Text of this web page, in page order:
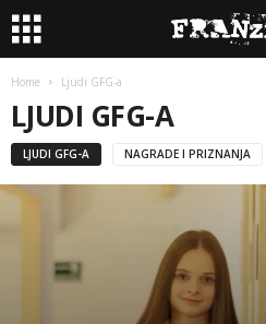
Home Ljudi GFG-a
LJUDI GFG-A
LJUDI GFG-A NAGRADE I PRIZNANJA